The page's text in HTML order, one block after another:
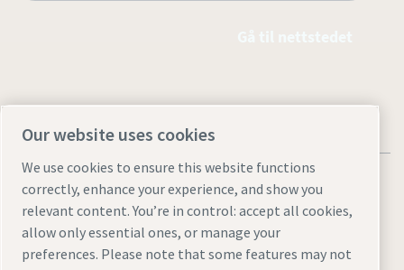
Juridiske merknader og personvernmerknader
Our website uses cookies
We use cookies to ensure this website functions
correctly, enhance your experience, and show you
relevant content. You’re in control: accept all cookies,
allow only essential ones, or manage your
preferences. Please note that some features may not